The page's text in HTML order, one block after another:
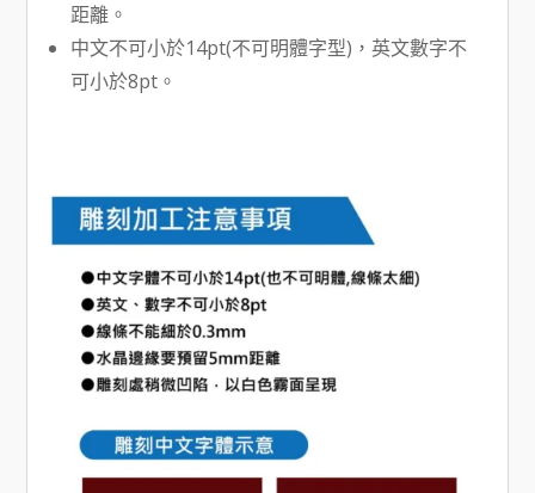
距離。
中文不可小於14pt(不可明體字型)，英文數字不
可小於8pt。